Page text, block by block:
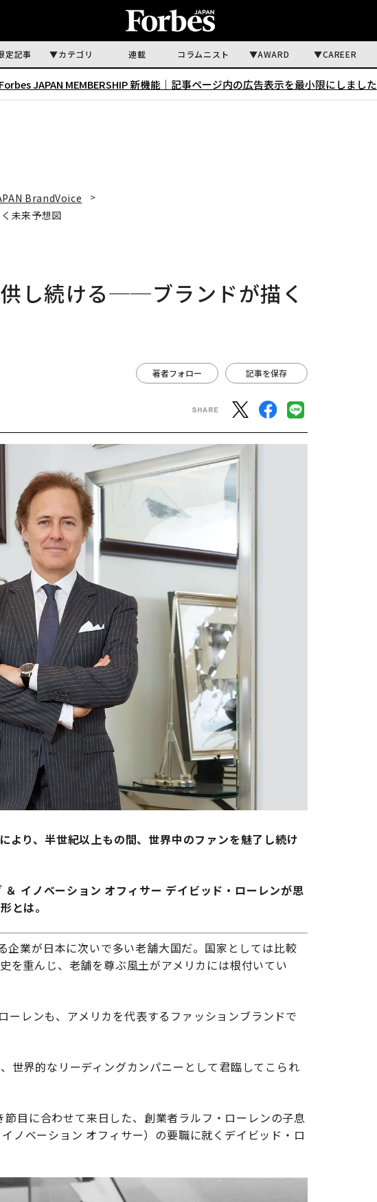
定記事 カテゴリ 連載 コラムニスト AWARD CAREER
Forbes JAPAN MEMBERSHIP 新機能｜ 記事ページ内の広告表示を最小限にしました
BrandVoice
未来予想図
し続ける──ブランドが描く
著者フォロー 記事を保存
より、半世紀以上もの間、世界中のファンを魅了し続け
イノベーション オフィサー デイビッド・ローレンが思
とは。
業が日本に次いで多い老舗大国だ。国家としては比較
を重んじ、老舗を尊ぶ風土がアメリカには根付いてい
レンも、アメリカを代表するファッションブランドで
世界的なリーディングカンパニーとして君臨してこられ
目に合わせて来日した、創業者ラルフ・ローレンの子息
ノベーション オフィサー）の要職に就くデイビッド・ロ